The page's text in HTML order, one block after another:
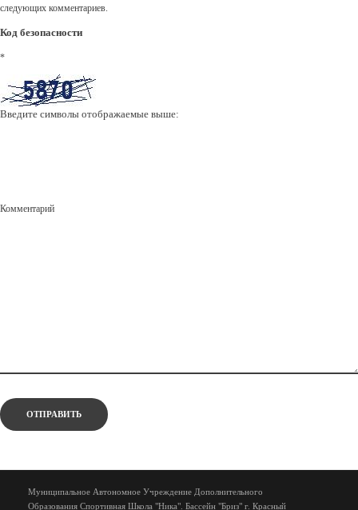
следующих комментариев.
Код безопасности
*
Введите символы отображаемые выше:
Комментарий
Муниципальное Автономное Учреждение Дополнительного
Образования Спортивная Школа "Ника". Бассейн "Бриз" г. Красный